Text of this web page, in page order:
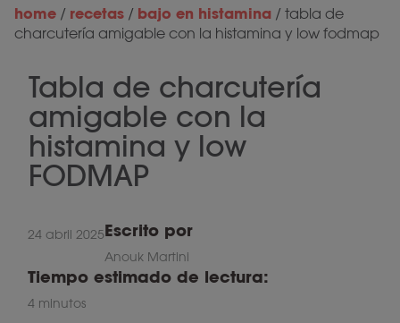
home / recetas / bajo en histamina / tabla de
charcutería amigable con la histamina y low fodmap
Tabla de charcutería
amigable con la
histamina y low
FODMAP
24 abril 2025Escrito por
Anouk Martini
Tiempo estimado de lectura:
4 minutos